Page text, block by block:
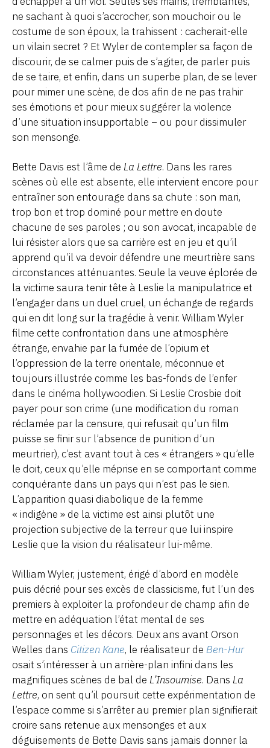
ne sachant à quoi s’accrocher, son mouchoir ou le
costume de son époux, la trahissent : cacherait-elle
un vilain secret ? Et Wyler de contempler sa façon de
discourir, de se calmer puis de s’agiter, de parler puis
de se taire, et enfin, dans un superbe plan, de se lever
pour mimer une scène, de dos afin de ne pas trahir
ses émotions et pour mieux suggérer la violence
d’une situation insupportable − ou pour dissimuler
son mensonge.
Bette Davis est l’âme de La Lettre. Dans les rares
scènes où elle est absente, elle intervient encore pour
entraîner son entourage dans sa chute : son mari,
trop bon et trop dominé pour mettre en doute
chacune de ses paroles ; ou son avocat, incapable de
lui résister alors que sa carrière est en jeu et qu’il
apprend qu’il va devoir défendre une meurtrière sans
circonstances atténuantes. Seule la veuve éplorée de
la victime saura tenir tête à Leslie la manipulatrice et
l’engager dans un duel cruel, un échange de regards
qui en dit long sur la tragédie à venir. William Wyler
filme cette confrontation dans une atmosphère
étrange, envahie par la fumée de l’opium et
l’oppression de la terre orientale, méconnue et
toujours illustrée comme les bas-fonds de l’enfer
dans le cinéma hollywoodien. Si Leslie Crosbie doit
payer pour son crime (une modification du roman
réclamée par la censure, qui refusait qu’un film
puisse se finir sur l’absence de punition d’un
meurtrier), c’est avant tout à ces « étrangers » qu’elle
le doit, ceux qu’elle méprise en se comportant comme
conquérante dans un pays qui n’est pas le sien.
L’apparition quasi diabolique de la femme
« indigène » de la victime est ainsi plutôt une
projection subjective de la terreur que lui inspire
Leslie que la vision du réalisateur lui-même.
William Wyler, justement, érigé d’abord en modèle
puis décrié pour ses excès de classicisme, fut l’un des
premiers à exploiter la profondeur de champ afin de
mettre en adéquation l’état mental de ses
personnages et les décors. Deux ans avant Orson
Welles dans Citizen Kane, le réalisateur de Ben-Hur
osait s’intéresser à un arrière-plan infini dans les
magnifiques scènes de bal de L’Insoumise. Dans La
Lettre, on sent qu’il poursuit cette expérimentation de
l’espace comme si s’arrêter au premier plan signifierait
croire sans retenue aux mensonges et aux
déguisements de Bette Davis sans jamais donner la